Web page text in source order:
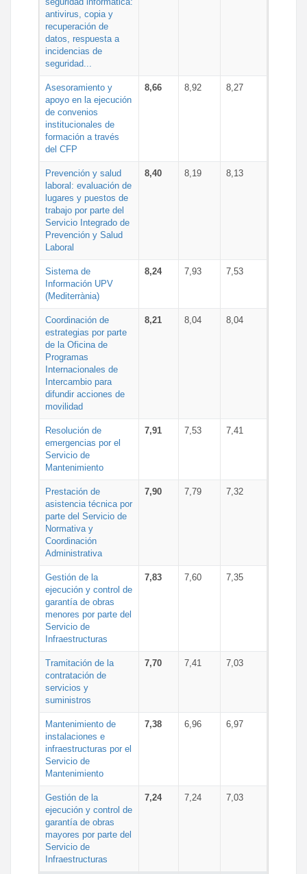
antivirus, copia y
recuperación de
datos, respuesta a
incidencias de
seguridad...
Asesoramiento y
apoyo en la ejecución
de convenios
institucionales de
formación a través
del CFP
8,66 8,92 8,27
Prevención y salud
laboral: evaluación de
lugares y puestos de
trabajo por parte del
Servicio Integrado de
Prevención y Salud
Laboral
8,40 8,19 8,13
Sistema de
Información UPV
(Mediterrània)
8,24 7,93 7,53
Coordinación de
estrategias por parte
de la Oficina de
Programas
Internacionales de
Intercambio para
difundir acciones de
movilidad
8,21 8,04 8,04
Resolución de
emergencias por el
Servicio de
Mantenimiento
7,91 7,53 7,41
Prestación de
asistencia técnica por
parte del Servicio de
Normativa y
Coordinación
Administrativa
7,90 7,79 7,32
Gestión de la
ejecución y control de
garantía de obras
menores por parte del
Servicio de
Infraestructuras
7,83 7,60 7,35
Tramitación de la
contratación de
servicios y
suministros
7,70 7,41 7,03
Mantenimiento de
instalaciones e
infraestructuras por el
Servicio de
Mantenimiento
7,38 6,96 6,97
Gestión de la
ejecución y control de
garantía de obras
mayores por parte del
Servicio de
Infraestructuras
7,24 7,24 7,03